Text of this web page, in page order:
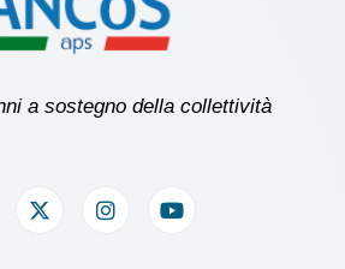
a sostegno della collettività